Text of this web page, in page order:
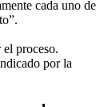
cada uno de
proceso.
por la